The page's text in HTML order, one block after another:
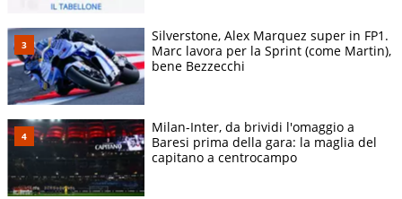
Silverstone, Alex Marquez super in FP1.
Marc lavora per la Sprint (come Martin),
bene Bezzecchi
Milan-Inter, da brividi l'omaggio a
Baresi prima della gara: la maglia del
capitano a centrocampo